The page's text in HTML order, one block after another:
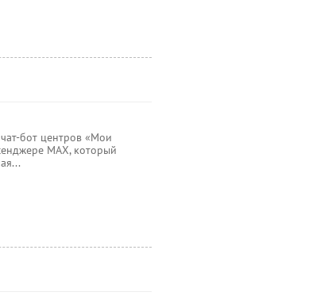
бот центров «Мои
МАХ, который